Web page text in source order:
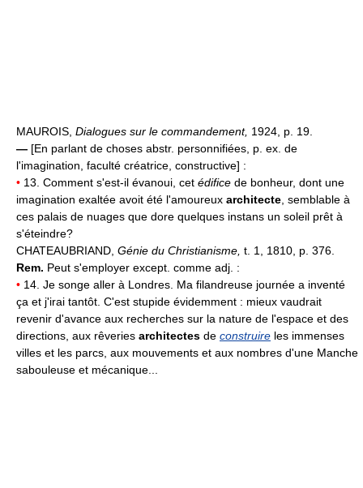
MAUROIS, Dialogues sur le commandement, 1924, p. 19.
— [En parlant de choses abstr. personnifiées, p. ex. de
l'imagination, faculté créatrice, constructive] :
• 13. Comment s'est-il évanoui, cet édifice de bonheur, dont une
imagination exaltée avoit été l'amoureux architecte , semblable à
ces palais de nuages que dore quelques instans un soleil prêt à
s'éteindre?
CHATEAUBRIAND, Génie du Christianisme, t. 1, 1810, p. 376.
Rem. Peut s'employer except. comme adj. :
• 14. Je songe aller à Londres. Ma filandreuse journée a inventé
ça et j'irai tantôt. C'est stupide évidemment : mieux vaudrait
revenir d'avance aux recherches sur la nature de l'espace et des
directions, aux rêveries architectes de construire les immenses
villes et les parcs, aux mouvements et aux nombres d'une Manche
sabouleuse et mécanique...